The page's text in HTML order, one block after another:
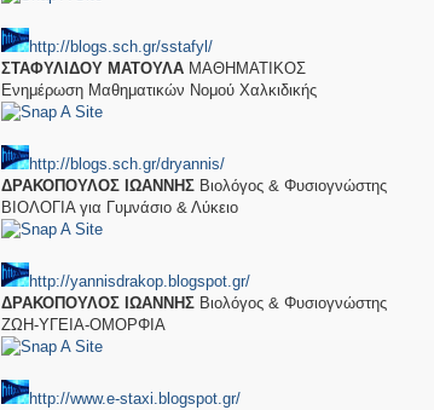
http://blogs.sch.gr/sstafyl/
ΣΤΑΦΥΛΙΔΟΥ ΜΑΤΟΥΛΑ ΜΑΘΗΜΑΤΙΚΟΣ
Ενημέρωση Μαθηματικών Νομού Χαλκιδικής
http://blogs.sch.gr/dryannis/
ΔΡΑΚΟΠΟΥΛΟΣ ΙΩΑΝΝΗΣ Βιολόγος & Φυσιογνώστης
ΒΙΟΛΟΓΙΑ για Γυμνάσιο & Λύκειο
http://yannisdrakop.blogspot.gr/
ΔΡΑΚΟΠΟΥΛΟΣ ΙΩΑΝΝΗΣ Βιολόγος & Φυσιογνώστης
ΖΩΗ-ΥΓΕΙΑ-ΟΜΟΡΦΙΑ
http://www.e-staxi.blogspot.gr/